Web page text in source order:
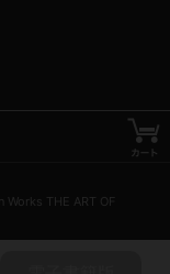
Works THE ART OF